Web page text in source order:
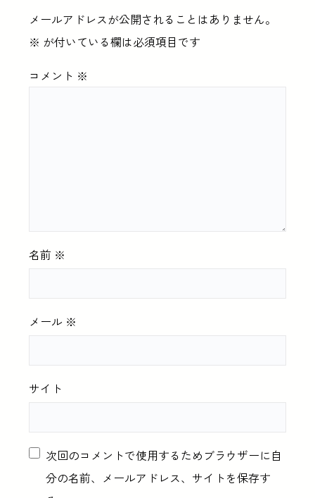
メールアドレスが公開されることはありません。
※ が付いている欄は必須項目です
コメント ※
名前 ※
メール ※
サイト
次回のコメントで使用するためブラウザーに自
分の名前、メールアドレス、サイトを保存す